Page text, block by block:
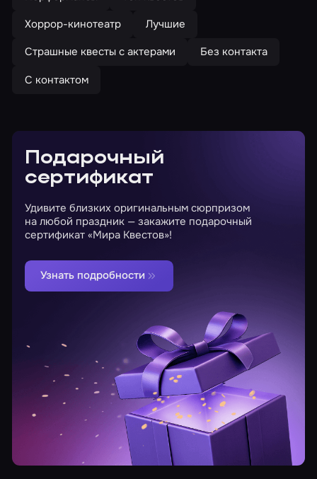
Хоррор-кинотеатр
Лучшие
Страшные квесты с актерами
Без контакта
С контактом
Подарочный
сертификат
Удивите близких оригинальным сюрпризом
на любой праздник — закажите подарочный
сертификат «Мира Квестов»!
Узнать подробности